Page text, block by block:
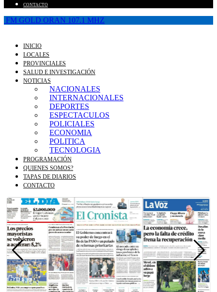
CONTACTO
FM GOLD ORAN 107.1 MHZ
INICIO
LOCALES
PROVINCIALES
SALUD E INVESTIGACIÓN
NOTICIAS
NACIONALES
INTERNACIONALES
DEPORTES
ESPECTACULOS
POLICIALES
ECONOMIA
POLITICA
TECNOLOGIA
PROGRAMACIÓN
QUIENES SOMOS?
TAPAS DE DIARIOS
CONTACTO